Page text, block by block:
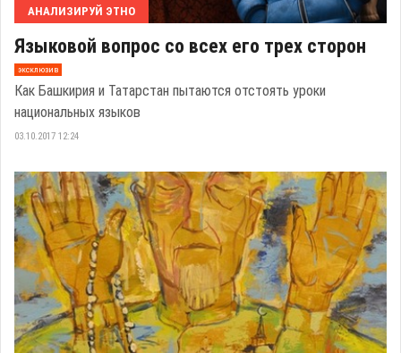
АНАЛИЗИРУЙ ЭТНО
Языковой вопрос со всех его трех сторон
эксклюзив
Как Башкирия и Татарстан пытаются отстоять уроки
национальных языков
03.10.2017 12:24